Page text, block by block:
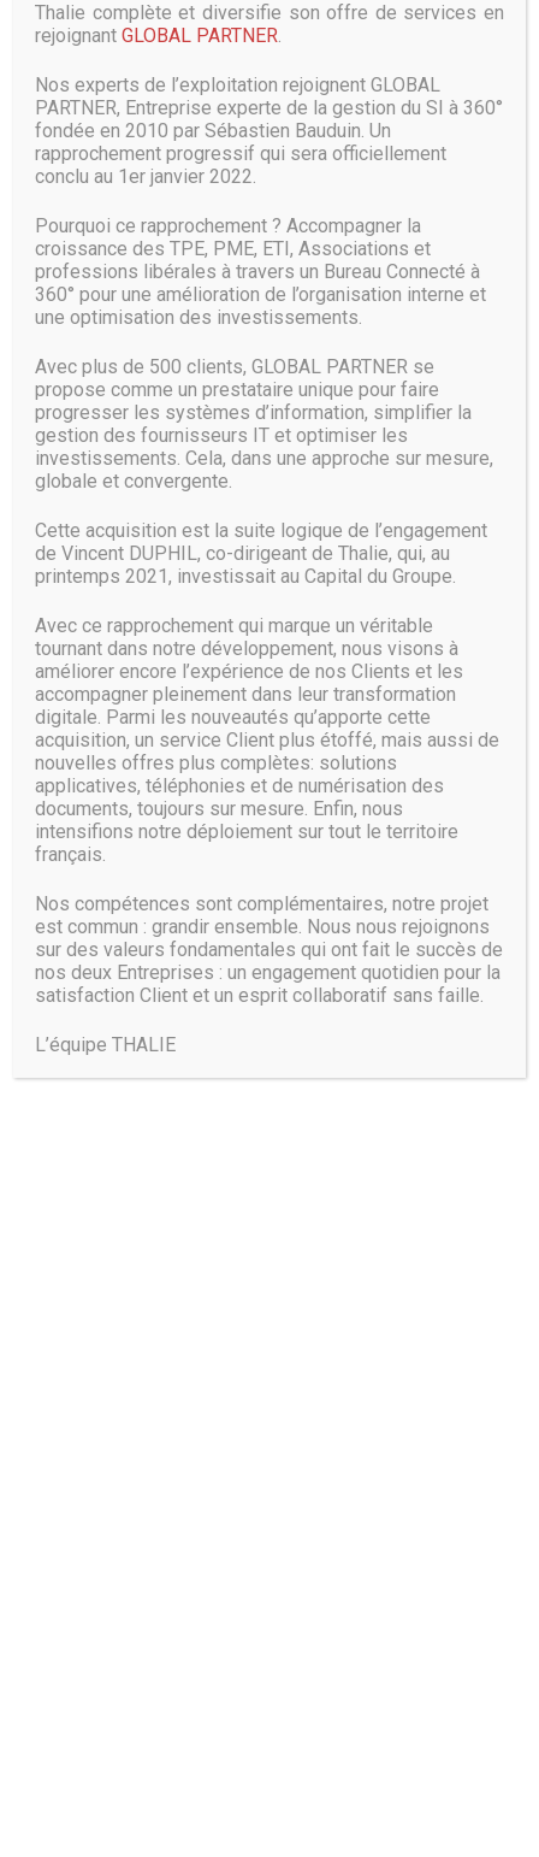
informatique et votre réseau doivent être performants en
permanence, et donc à la fois fiables et sûrs.
Grâce à de nombreux partenariats noués avec les plus
pertinents éditeurs et constructeurs informatiques, Thalie
vous propose toute une gamme de produits correspondant
à vos besoins, des plus standards aux plus spécifiques, à
des conditions tarifaires privilégiées.
Dotés d’une importante veille technologique, nos experts et
passionnés peuvent vous conseiller etvous guider dans
vos projets informatiques et faire évoluer vos systèmes
au gré du temps et des avancées technologiques.
Thalie complète et diversifie son offre de services en
rejoignantGLOBAL PARTNER.
Nos experts de l’exploitation rejoignent GLOBAL
PARTNER, Entreprise experte de la gestion du SI à 360°
fondée en 2010 par Sébastien Bauduin. Un
rapprochement progressif qui sera officiellement
conclu au 1er janvier 2022.
Pourquoi ce rapprochement ? Accompagner la
croissance des TPE, PME, ETI, Associations et
professions libérales à travers un Bureau Connecté à
360° pour une amélioration de l’organisation interne et
une optimisation des investissements.
Avec plus de 500 clients, GLOBAL PARTNER se
propose comme un prestataire unique pour faire
progresser les systèmes d’information, simplifier la
gestion des fournisseurs IT et optimiser les
investissements. Cela, dans une approche sur mesure,
globale et convergente.
Cette acquisition est la suite logique de l’engagement
de Vincent DUPHIL, co-dirigeant de Thalie, qui, au
printemps 2021, investissait au Capital du Groupe.
Avec ce rapprochement qui marque un véritable
tournant dans notre développement, nous visons à
améliorer encore l’expérience de nos Clients et les
accompagner pleinement dans leur transformation
digitale. Parmi les nouveautés qu’apporte cette
acquisition, un service Client plus étoffé, mais aussi de
nouvelles offres plus complètes: solutions
applicatives, téléphonies et de numérisation des
documents, toujours sur mesure. Enfin, nous
intensifions notre déploiement sur tout le territoire
français.
Nos compétences sont complémentaires, notre projet
est commun : grandir ensemble. Nous nous rejoignons
sur des valeurs fondamentales qui ont fait le succès de
nos deux Entreprises : un engagement quotidien pour la
satisfaction Client et un esprit collaboratif sans faille.
L’équipe THALIE